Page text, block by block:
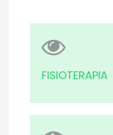
FISIOTERAPIA